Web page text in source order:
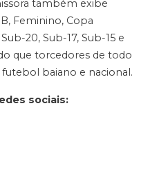
também exibe
Feminino, Copa
20, Sub-17, Sub-15 e
que torcedores de todo
baiano e nacional.
sociais: